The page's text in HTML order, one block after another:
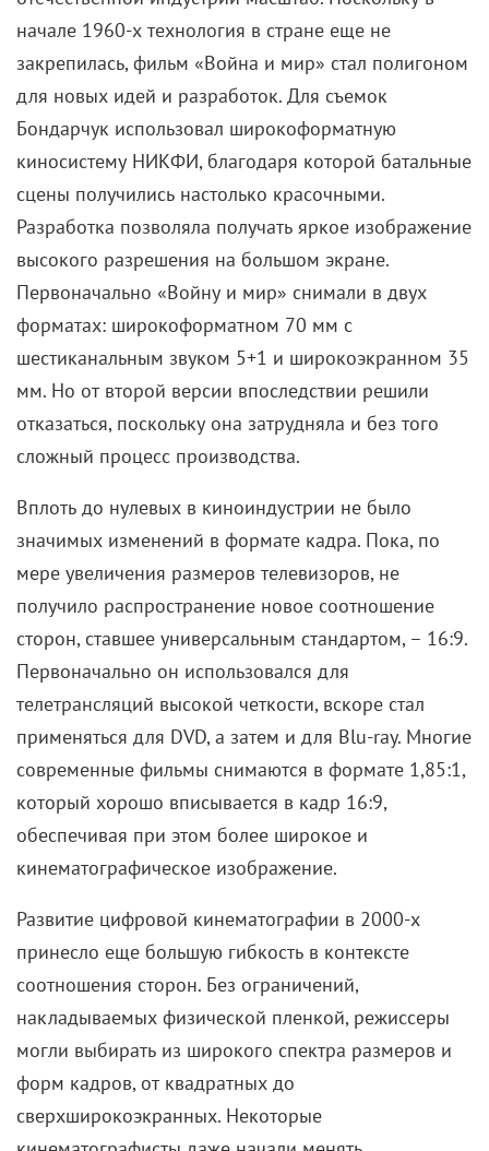
начале 1960-х технология в стране еще не
закрепилась, фильм «Война и мир» стал полигоном
для новых идей и разработок. Для съемок
Бондарчук использовал широкоформатную
киносистему НИКФИ, благодаря которой батальные
сцены получились настолько красочными.
Разработка позволяла получать яркое изображение
высокого разрешения на большом экране.
Первоначально «Войну и мир» снимали в двух
форматах: широкоформатном 70 мм с
шестиканальным звуком 5+1 и широкоэкранном 35
мм. Но от второй версии впоследствии решили
отказаться, поскольку она затрудняла и без того
сложный процесс производства.
Вплоть до нулевых в киноиндустрии не было
значимых изменений в формате кадра. Пока, по
мере увеличения размеров телевизоров, не
получило распространение новое соотношение
сторон, ставшее универсальным стандартом, – 16:9.
Первоначально он использовался для
телетрансляций высокой четкости, вскоре стал
применяться для DVD, а затем и для Blu-ray. Многие
современные фильмы снимаются в формате 1,85:1,
который хорошо вписывается в кадр 16:9,
обеспечивая при этом более широкое и
кинематографическое изображение.
Развитие цифровой кинематографии в 2000-х
принесло еще большую гибкость в контексте
соотношения сторон. Без ограничений,
накладываемых физической пленкой, режиссеры
могли выбирать из широкого спектра размеров и
форм кадров, от квадратных до
сверхширокоэкранных. Некоторые